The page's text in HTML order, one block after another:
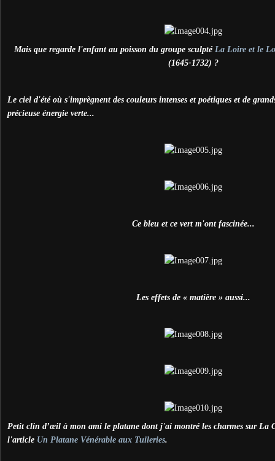
Mais que regarde l'enfant au poisson du groupe sculpté La Loire et le
(1645-1732) ?
Le ciel d'été où s'imprègnent des couleurs intenses et poétiques et de
précieuse énergie verte...
Ce bleu et ce vert m'ont fascinée...
Les effets de « matière » aussi...
Petit clin d’œil à mon ami le platane dont j'ai montré les charmes sur La
l'article Un Platane Vénérable aux Tuileries.